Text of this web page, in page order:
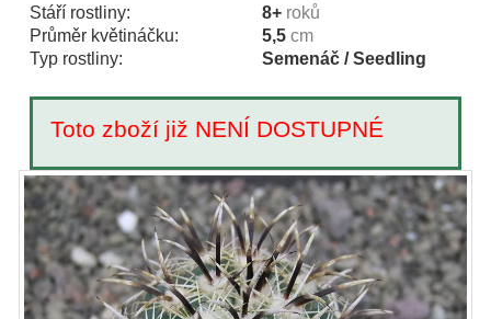
Stáří rostliny:
8+ roků
Průměr květináčku:
5,5 cm
Typ rostliny:
Semenáč / Seedling
Toto zboží již NENÍ DOSTUPNÉ